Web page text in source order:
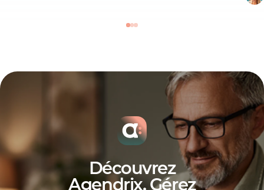
Découvrez
Agendrix. Gérez